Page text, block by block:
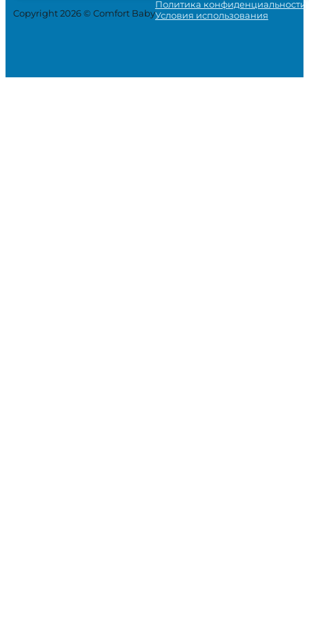
Copyright 2026 © Comfort Baby
Политика конфиденциальности
Условия использования